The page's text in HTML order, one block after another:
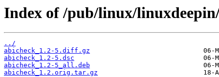
Index of /pub/linux/
../
abicheck_1.2-5.diff.gz
abicheck_1.2-5.dsc
abicheck_1.2-5_all.deb
abicheck_1.2.orig.tar.gz